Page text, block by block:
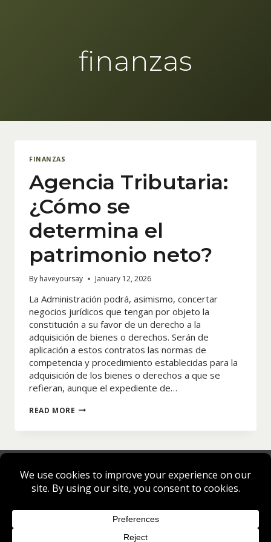
finanzas
FINANZAS
Agencia Tributaria:
¿Cómo se
determina el
patrimonio neto?
By haveyoursay January 12, 2026
La Administración podrá, asimismo, concertar
negocios jurídicos que tengan por objeto la
constitución a su favor de un derecho a la
adquisición de bienes o derechos. Serán de
aplicación a estos contratos las normas de
competencia y procedimiento establecidas para la
adquisición de los bienes o derechos a que se
refieran, aunque el expediente de…
READ MORE AGENCIA
EL
NETO?
Privacy Policy
Cookie Policy